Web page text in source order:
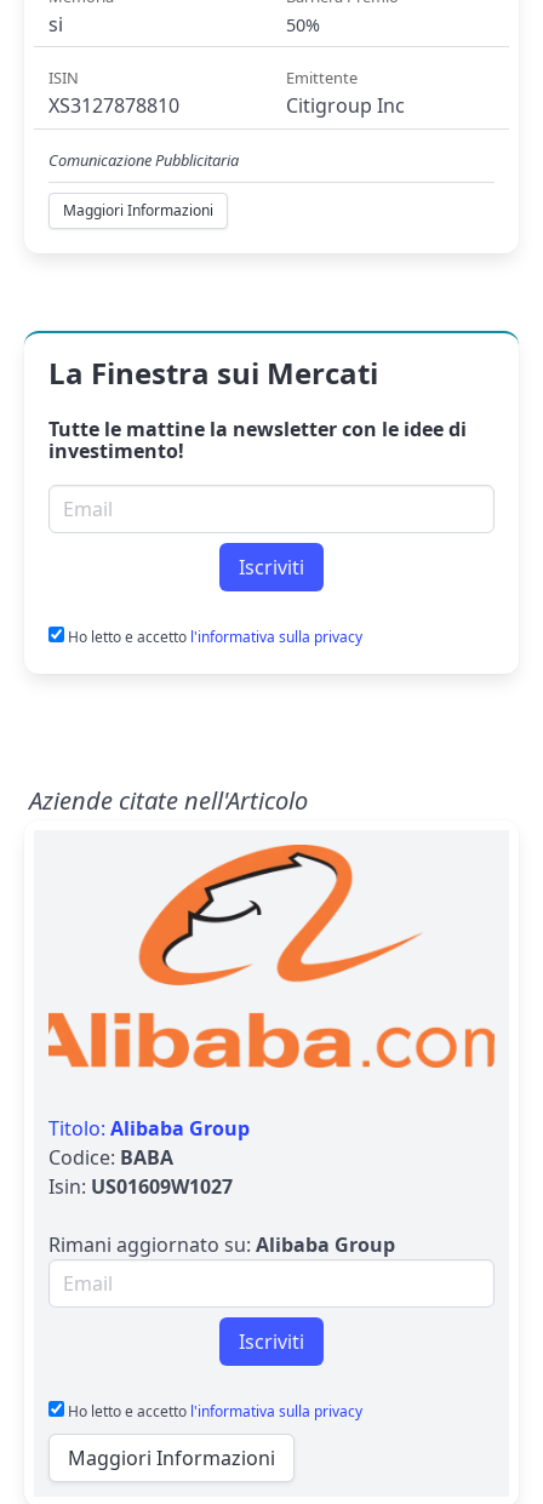
si 50%
ISIN
XS3127878810
Emittente
Citigroup Inc
Comunicazione Pubblicitaria
Maggiori Informazioni
La Finestra sui Mercati
Tutte le mattine la newslettercon le idee di
investimento!
Email per newsletter
Iscriviti
Ho letto e accetto l'informativa sulla privacy
Aziende citate nell'Articolo
Titolo: Alibaba Group
Codice: BABA
Isin: US01609W1027
Rimani aggiornato su: Alibaba Group
Email per newsletter
Iscriviti
Ho letto e accetto l'informativa sulla privacy
Maggiori Informazioni